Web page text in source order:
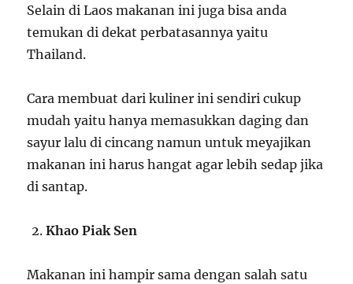
Selain di Laos makanan ini juga bisa anda
temukan di dekat perbatasannya yaitu
Thailand.
Cara membuat dari kuliner ini sendiri cukup
mudah yaitu hanya memasukkan daging dan
sayur lalu di cincang namun untuk meyajikan
makanan ini harus hangat agar lebih sedap jika
di santap.
Khao Piak Sen
Makanan ini hampir sama dengan salah satu